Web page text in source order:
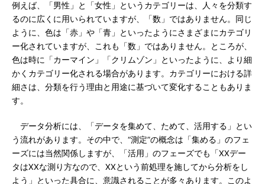
例えば、「男性」と「女性」というカテゴリーは、人々を分類す
るのに広くに用いられていますが、「数」ではありません。同じ
ように、色は「赤」や「青」といったようにさまざまにカテゴリ
ー化されていますが、これも「数」ではありません。ところが、
色は時に「カーマイン」「クリムゾン」といったように、より細
かくカテゴリー化される場合があります。カテゴリーにおける詳
細さは、分類を行う理由と用途に基づいて変化することもありま
す。
データ分析には、「データを集めて、ためて、活用する」とい
う流れがあります。その中で、“測定”の概念は「集める」のフェ
ーズには当然関係しますが、「活用」のフェーズでも「XXデー
タはXXな測り方なので、XXという前処理を施してから分析をし
よう」といった具合に、意識されることが多々あります。このよ